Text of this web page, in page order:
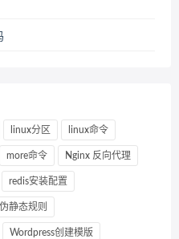
linux分区 linux命令
more命令 Nginx 反向代理
redis安装配置
静态规则
Wordpress创建模版